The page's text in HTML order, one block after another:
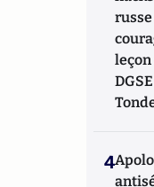
leçon
4